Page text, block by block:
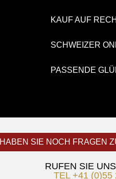
KAUF AUF
SCHWEIZER
PASSENDE
HABEN SIE NOCH FRAGEN
RUFEN SIE
TEL +41 (0)55